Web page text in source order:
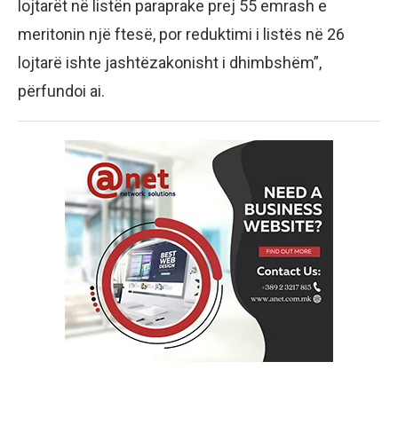
lojtarët në listën paraprake prej 55 emrash e
meritonin një ftesë, por reduktimi i listës në 26
lojtarë ishte jashtëzakonisht i dhimbshëm”,
përfundoi ai.